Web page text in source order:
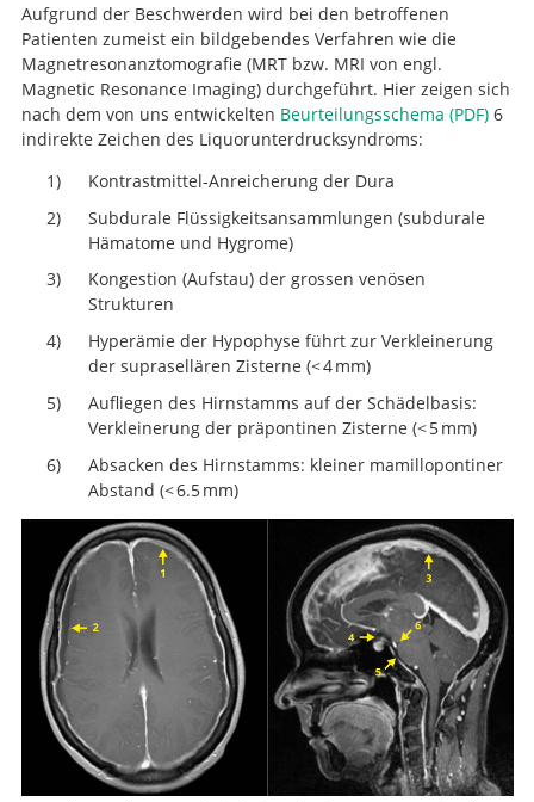
Aufgrund der Beschwerden wird bei den betroffenen
Patienten zumeist ein bildgebendes Verfahren wie die
Magnetresonanztomografie (MRT bzw. MRI von engl.
Magnetic Resonance Imaging) durchgeführt. Hier zeigen sich
nach dem von uns entwickelten Beurteilungsschema (PDF)6
indirekte Zeichen des Liquorunterdrucksyndroms:
Kontrastmittel-Anreicherung der Dura
Subdurale Flüssigkeitsansammlungen (subdurale
Hämatome und Hygrome)
Kongestion (Aufstau) der grossen venösen
Strukturen
Hyperämie der Hypophyse führt zur Verkleinerung
der suprasellären Zisterne (< 4 mm)
Aufliegen des Hirnstamms auf der Schädelbasis:
Verkleinerung der präpontinen Zisterne (< 5 mm)
Absacken des Hirnstamms: kleiner mamillopontiner
Abstand (< 6.5 mm)